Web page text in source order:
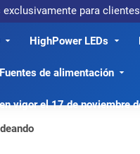
exclusivamente para
HighPower LEDs
Fuentes de alimentación
vigor el 17 de noviembre